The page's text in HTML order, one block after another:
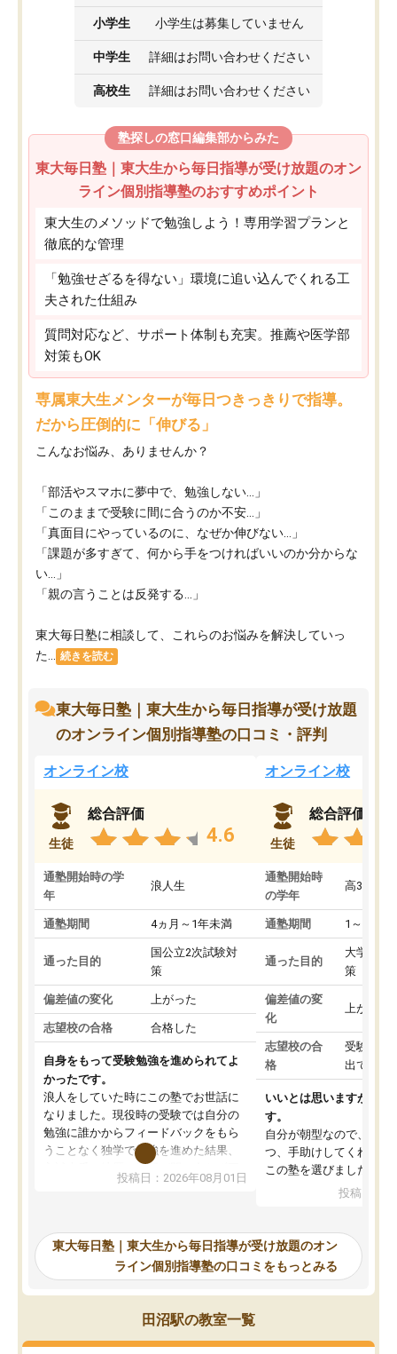
小学生 小学生は募集していません
中学生 詳細はお問い合わせください
高校生 詳細はお問い合わせください
塾探しの窓口編集部からみた
東大毎日塾｜東大生から毎日指導が受け放題のオン
ライン個別指導塾のおすすめポイント
東大生のメソッドで勉強しよう！専用学習プランと
徹底的な管理
「勉強せざるを得ない」環境に追い込んでくれる工
夫された仕組み
質問対応など、サポート体制も充実。推薦や医学部
対策もOK
専属東大生メンターが毎日つきっきりで指導。
だから圧倒的に「伸びる」
こんなお悩み、ありませんか？
「部活やスマホに夢中で、勉強しない…」
「このままで受験に間に合うのか不安…」
「真面目にやっているのに、なぜか伸びない…」
「課題が多すぎて、何から手をつければいいのか分からな
い…」
「親の言うことは反発する…」
東大毎日塾に相談して、これらのお悩みを解決していっ
た...
続きを読む
東大毎日塾｜東大生から毎日指導が受け放題
のオンライン個別指導塾の口コミ・評判
オンライン校
生徒
総合評価
4.6
通塾開始時の学
年
浪人生
通塾期間 4ヵ月～1年未満
通った目的
国公立2次試験対
策
偏差値の変化 上がった
志望校の合格 合格した
自身をもって受験勉強を進められてよ
かったです。
浪人をしていた時にこの塾でお世話に
なりました。現役時の受験では自分の
勉強に誰かからフィードバックをもら
うことなく独学で勉強を進めた結果、
入試本番に地歴の学習が間に合わず不
合格となってしまいました。その経験
東大毎日塾にたどり着きました。学習
の長期計画や日々の勉強のやり方につ
いて客観的なアドバイスをいただけた
ので、自信をもって受験勉強を進める
ことができました。自分のように勉強
のやり方や進捗管理で苦労している方
には特におすすめしたい塾です。
投稿日：2026年08月01日
オンライン校
生徒
総合評価
通塾開始時
の学年
高3
通塾期間 1～3ヵ月
通った目的
大学入学
策
偏差値の変
化
上がった
志望校の合
格
受験して
出ていな
いいとは思いますが、料
す。
自分が朝型なので、自習
つ、手助けしてくれる設
この塾を選びました。
投稿日：
東大毎日塾｜東大生から毎日指導が受け放題のオン
ライン個別指導塾の口コミをもっとみる
田沼駅の教室一覧